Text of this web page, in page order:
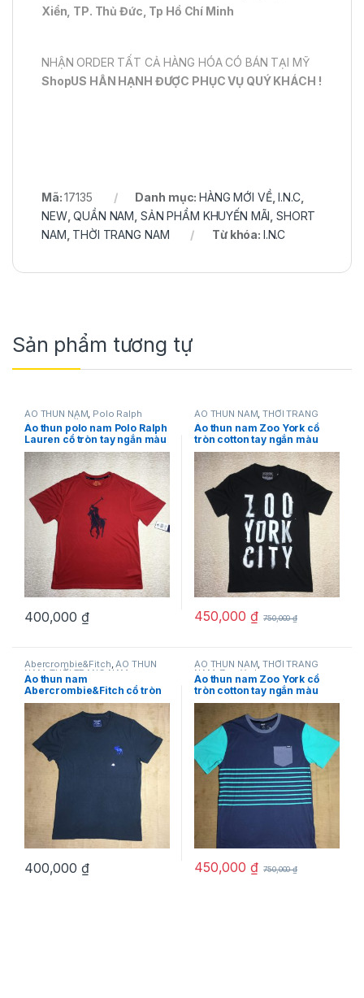
Xiển, TP. Thủ Đức, Tp Hồ Chí Minh
NHẬN ORDER TẤT CẢ HÀNG HÓA CÓ BÁN TẠI MỸ
ShopUS HÂN HẠNH ĐƯỢC PHỤC VỤ QUÝ KHÁCH !
Mã:17135 Danh mục:HÀNG MỚI VỀ,I.N.C,
NEW,QUẦN NAM SẢN PHẨM KHUYẾN MÃI ,SHORT
NAM THỜI TRANG NAM Từ khóa: I.N.C
Sản phẩm tương tự
ÁO THUN NAM Polo Ralph
Lauren THỜI TRANG NAM
Áo thun polo nam Polo Ralph
Lauren cổ tròn tay ngắn màu
đỏ size L chính hãng hàng
mỹ
400,000 ₫
ÁO THUN NAM ,THỜI TRANG
NAM, Zoo York
Áo thun nam Zoo York cổ
tròn cotton tay ngắn màu
đen size S chính hãng hàng
mỹ
450,000 ₫ 750,000₫
Abercrombie&Fitch,ÁO THUN
NAM,THỜI TRANG NAM
Áo thun nam
Abercrombie&Fitch cổ tròn
cotton ngắn tay màu đen
size S chính hãng hàng mỹ
400,000 ₫
ÁO THUN NAM,THỜI TRANG
NAM, Zoo York
Áo thun nam Zoo York cổ
tròn cotton tay ngắn màu
xanh có sọc ngang size L
chính hãng hàng mỹ
450,000 ₫ 750,000₫